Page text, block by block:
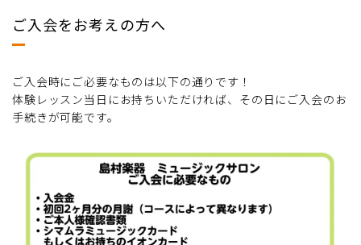
ご入会をお考えの方へ
ご入会時にご必要なものは以下の通りです！
体験レッスン当日にお持ちいただければ、その日にご入会のお
手続きが可能です。